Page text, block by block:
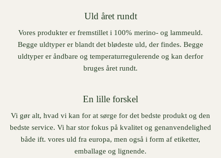
Uld året rundt
Vores produkter er fremstillet i 100% merino- og lammeuld.
Begge uldtyper er blandt det blødeste uld, der findes. Begge
uldtyper er åndbare og temperaturregulerende og kan derfor
bruges året rundt.
En lille forskel
Vi gør alt, hvad vi kan for at sørge for det bedste produkt og den
bedste service. Vi har stor fokus på kvalitet og genanvendelighed
både ift. vores uld fra europa, men også i form af etiketter,
emballage og lignende.